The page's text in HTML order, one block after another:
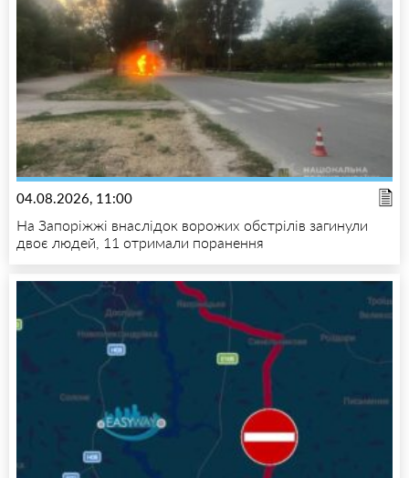
04.08.2026, 11:00
На Запоріжжі внаслідок ворожих обстрілів загинули
двоє людей, 11 отримали поранення